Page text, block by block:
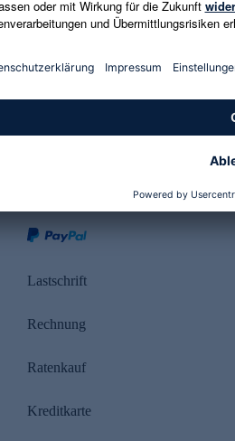
Lastschrift
Rechnung
Ratenkauf
Kreditkarte